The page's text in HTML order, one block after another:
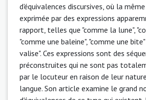
d'équivalences discursives, où la
exprimée par des expressions
rapport, telles que "comme la lune",
"comme une baleine", "comme une
valise". Ces expressions sont des
préconstruites qui ne sont pas
par le locuteur en raison de leur
langue. Son article examine le grand